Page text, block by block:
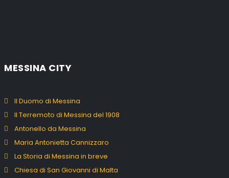
MESSINA CITY
Il Duomo di Messina
Il Terremoto di Messina del 1908
Antonello da Messina
Maria Antonietta Cannizzaro
La Storia di Messina in breve
Chiesa di San Giovanni di Malta